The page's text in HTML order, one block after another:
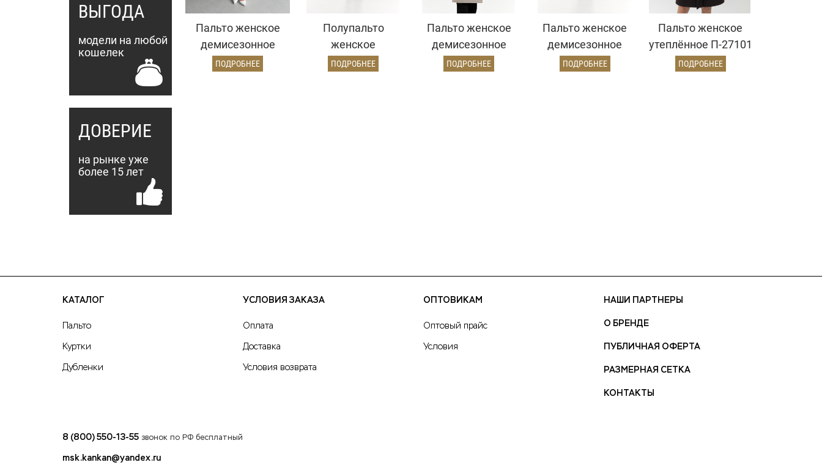
ВЫГОДА
модели на любой
кошелек
ДОВЕРИЕ
на рынке уже
более 15 лет
Пальто женское
демисезонное
26326 (шоколад)
ПОДРОБНЕЕ
Полупальто
женское
демисезонное
ПОДРОБНЕЕ
Пальто женское
демисезонное
26326 (бежевый/
ПОДРОБНЕЕ
Пальто женское
демисезонное
26326 (серый/
ПОДРОБНЕЕ
Пальто женское
утеплённое П-27101
УТ-04 (коричневый)
ПОДРОБНЕЕ
КАТАЛОГ
Пальто
Куртки
Дубленки
УСЛОВИЯ ЗАКАЗА
Оплата
Доставка
Условия возврата
ОПТОВИКАМ
Оптовый прайс
Условия
НАШИ ПАРТНЕРЫ
О БРЕНДЕ
ПУБЛИЧНАЯ ОФЕРТА
РАЗМЕРНАЯ СЕТКА
КОНТАКТЫ
8 (800) 550-13-55 звонок по РФ бесплатный
msk.kankan@yandex.ru